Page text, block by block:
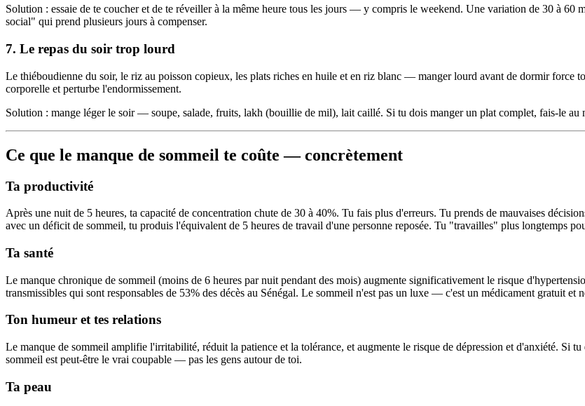
Solution : essaie de te coucher et de te réveiller à la même heure tous les jours — y compris le weekend. Une variation de 30 à 60
social" qui prend plusieurs jours à compenser.
7. Le repas du soir trop lourd
Le thiéboudienne du soir, le riz au poisson copieux, les plats riches en huile et en riz blanc — manger lourd avant de dormir force
corporelle et perturbe l'endormissement.
Solution : mange léger le soir — soupe, salade, fruits, lakh (bouillie de mil), lait caillé. Si tu dois manger un plat complet, fais-le au
Ce que le manque de sommeil te coûte — concrètement
Ta productivité
Après une nuit de 5 heures, ta capacité de concentration chute de 30 à 40%. Tu fais plus d'erreurs. Tu prends de mauvaises
avec un déficit de sommeil, tu produis l'équivalent de 5 heures de travail d'une personne reposée. Tu "travailles" plus longtemps
Ta santé
Le manque chronique de sommeil (moins de 6 heures par nuit pendant des mois) augmente significativement le risque
transmissibles qui sont responsables de 53% des décès au Sénégal. Le sommeil n'est pas un luxe — c'est un médicament gratuit et
Ton humeur et tes relations
Le manque de sommeil amplifie l'irritabilité, réduit la patience et la tolérance, et augmente le risque de dépression et d'anxiété. Si
sommeil est peut-être le vrai coupable — pas les gens autour de toi.
Ta peau